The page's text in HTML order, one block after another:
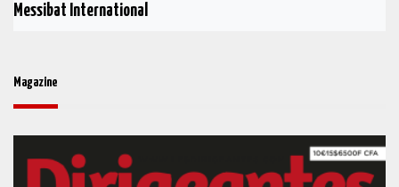
Messibat International
Magazine